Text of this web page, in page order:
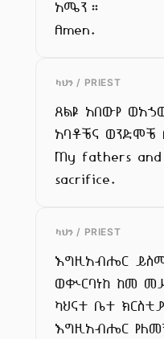
አሜን።
Amen.
ካህን / PRIEST
ጸልዩ አበውየ
አባቶቼና
My fathers
sacrifice.
ካህን / PRIEST
እግዚአብሔር
ወቊርባነከ ከመ
ካህናተ ቤተ
እግዚአብሔር